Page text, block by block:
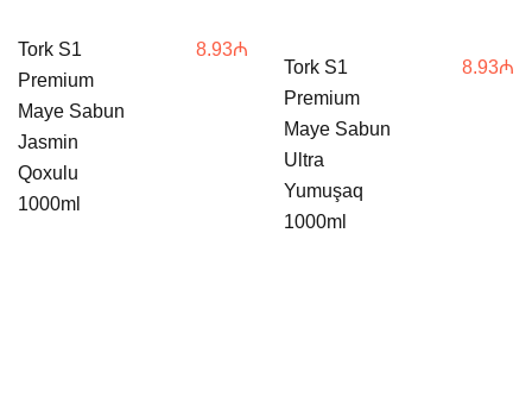
Tork S1
Premium
Maye Sabun
Jasmin
Qoxulu
1000ml
8.93₼
Tork S1
Premium
Maye Sabun
Ultra
Yumuşaq
1000ml
8.93₼